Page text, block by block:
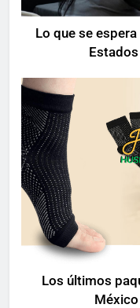
Lo que se
Los últimos